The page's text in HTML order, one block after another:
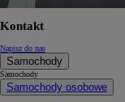
Kontakt
Napisz do nas
Samochody
Samochody
Samochody osobowe